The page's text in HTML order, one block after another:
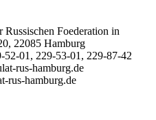
Foederation in
22085 Hamburg
01, 229-53-01, 229-87-42
rus-hamburg.de
rus-hamburg.de